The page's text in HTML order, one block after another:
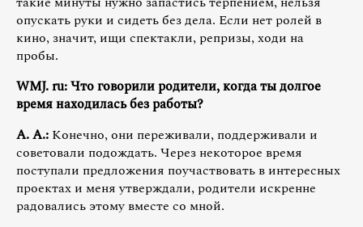
опускать руки и сидеть без дела. Если нет ролей в
кино, значит, ищи спектакли, репризы, ходи на
пробы.
WMJ. ru: Что говорили родители, когда ты долгое
время находилась без работы?
А. А.: Конечно, они переживали, поддерживали и
советовали подождать. Через некоторое время
поступали предложения поучаствовать в интересных
проектах и меня утверждали, родители искренне
радовались этому вместе со мной.